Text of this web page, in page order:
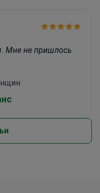
Мне не пришлось